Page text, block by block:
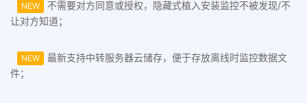
NEW
不需要对方同意或授权，隐藏式植入安装监控不被发现/不
让对方知道；
NEW
最新支持中转服务器云储存，便于存放离线时监控数据文
件；